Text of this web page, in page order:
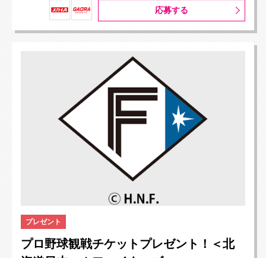
応募する
プレゼント
プロ野球観戦チケットプレゼント！＜北